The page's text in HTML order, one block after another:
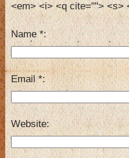
<em> <i> <q cite=""> <s>
Name*
Email*
Website